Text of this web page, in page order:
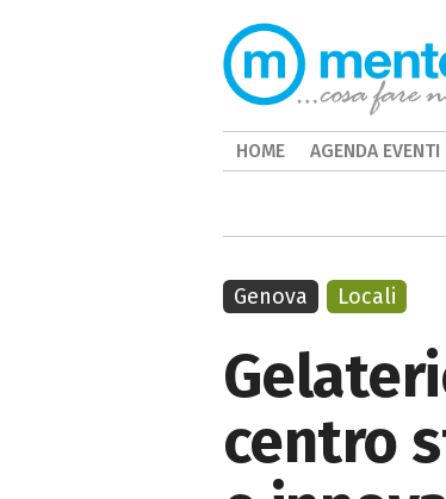
centro
Genova Locali
HOME AGENDA EVENTI